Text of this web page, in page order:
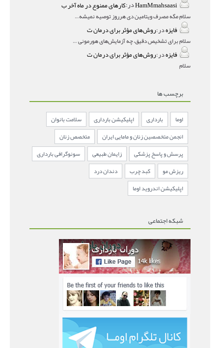
HamMmahsaasiدر:کارهای ممنوع در ماه آخر ب
سلام مگه مصرف ویتامین دی هرروز توصیه نمیشه؟درمقاله میگه
فایزهدر:روش‌های مؤثر برای درمان ت
سلام برای تشخیص دقیق، چه آزمایش‌های هورمونی و چه سونوگر
فایزهدر:روش‌های مؤثر برای درمان ت
سلام
برچسب ها
اوما بارداری اپلیکیشن بارداری
سلامت بانوان
انجمن متخصصین زنان و مامایی ایران
متخصص زنان
پرسش و پاسخ پزشکی
زایمان طبیعی
سونوگرافی بارداری
ریزش مو
کبد چرب
دندان درد
اپلیکیشن اندروید اوما
شبکه اجتماعی